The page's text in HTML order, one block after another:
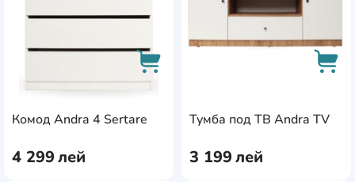
Комод Andra 4 Sertare
4 299лей
AddCardToCart
Тумба под ТВ Andra TV
3 199лей